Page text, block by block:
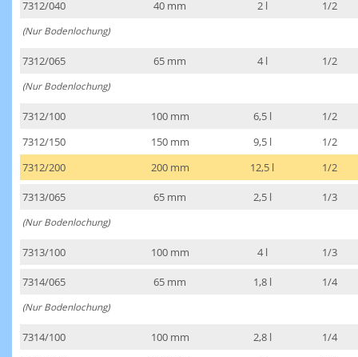
7312/040 40 mm 2 l 1/2
(Nur Bodenlochung)
7312/065 65 mm 4 l 1/2
(Nur Bodenlochung)
7312/100 100 mm 6,5 l
1/2
7312/150
150 mm 9,5 l
1/2
7312/200
200 mm 12,5 l 1/2
7313/065 65 mm 2,5 l 1/3
(Nur Bodenlochung)
7313/100 100 mm 4 l 1/3
7314/065 65 mm 1,8 l 1/4
(Nur Bodenlochung)
7314/100 100 mm 2,8 l
1/4